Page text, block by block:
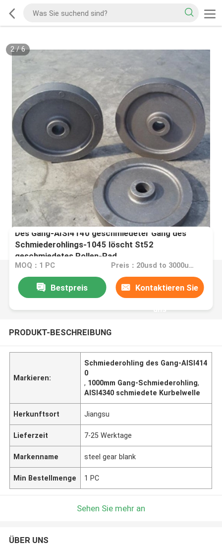
2/6
Des Gang-AISI4140 geschmiedeter Gang des
Schmiederohlings-1045 löscht St52
geschmiedetes Rollen-Rad
MOQ：1 PC Preis：20usd to 3000usd per piece
Bestpreis Kontaktieren Sie
uns
PRODUKT-BESCHREIBUNG
Markieren:
Schmiederohling des Gang-AISI414
0
, 1000mm Gang-Schmiederohling,
AISI4340 schmiedete Kurbelwelle
Herkunftsort Jiangsu
Lieferzeit 7-25 Werktage
Markenname steel gear blank
Min Bestellmenge 1 PC
Sehen Sie mehr an
ÜBER UNS